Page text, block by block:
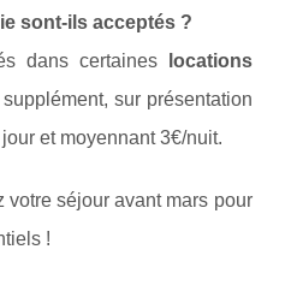
sont-ils acceptés ?
dans certaines
locations
sur présentation
et moyennant 3€/nuit.
votre séjour avant mars pour
!